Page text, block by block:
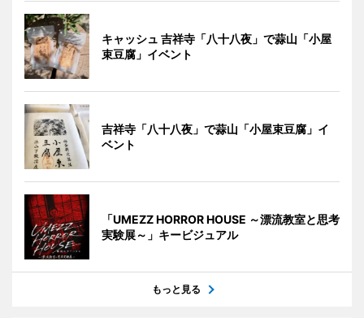
キャッシュ 吉祥寺「八十八夜」で蒜山「小屋
束豆腐」イベント
吉祥寺「八十八夜」で蒜山「小屋束豆腐」イ
ベント
「UMEZZ HORROR HOUSE ～漂流教室と思考
実験展～」キービジュアル
もっと見る